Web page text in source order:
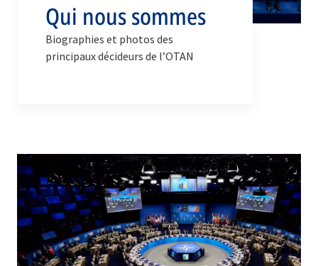
Qui nous sommes
Biographies et photos des
principaux décideurs de l’OTAN